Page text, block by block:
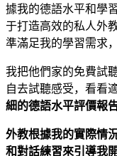
據我的德語水平和學
于打造高效的私人外
準滿足我的學習需求
我把他們家的免費試
自去試聽感受，看看
細的德語水平評價報告
外教根據我的實際情
和對話練習來引導我